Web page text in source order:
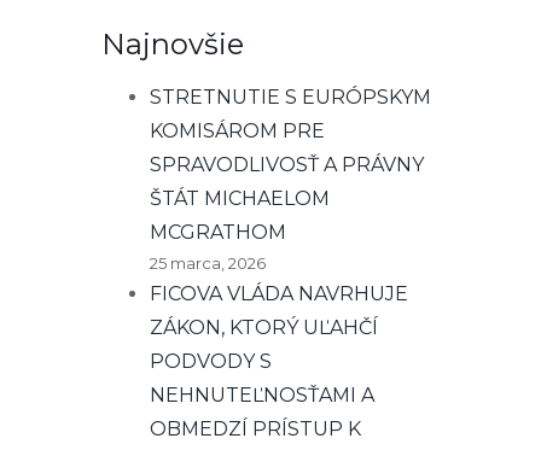
Najnovšie
STRETNUTIE S EURÓPSKYM
KOMISÁROM PRE
SPRAVODLIVOSŤ A PRÁVNY
ŠTÁT MICHAELOM
MCGRATHOM
25 marca, 2026
FICOVA VLÁDA NAVRHUJE
ZÁKON, KTORÝ UĽAHČÍ
PODVODY S
NEHNUTEĽNOSŤAMI A
OBMEDZÍ PRÍSTUP K